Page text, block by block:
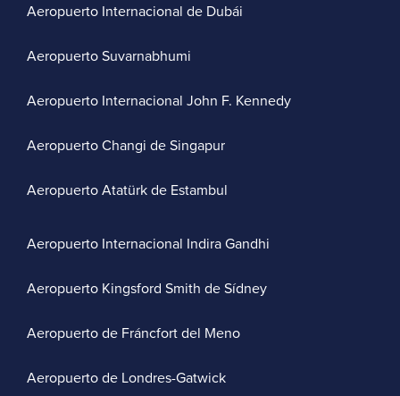
Aeropuerto Internacional de Dubái
Aeropuerto Suvarnabhumi
Aeropuerto Internacional John F. Kennedy
Aeropuerto Changi de Singapur
Aeropuerto Atatürk de Estambul
Aeropuerto Internacional Indira Gandhi
Aeropuerto Kingsford Smith de Sídney
Aeropuerto de Fráncfort del Meno
Aeropuerto de Londres-Gatwick